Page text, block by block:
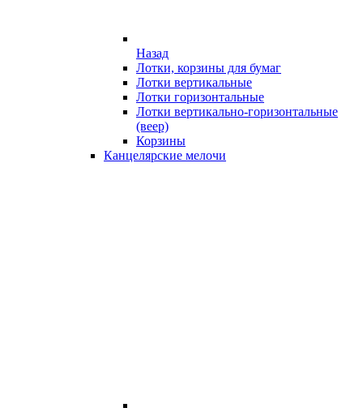
Назад
Лотки, корзины для бумаг
Лотки вертикальные
Лотки горизонтальные
Лотки вертикально-горизонтальные
(веер)
Корзины
Канцелярские мелочи